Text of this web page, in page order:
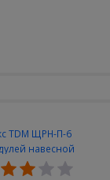
TDM ЩРН-П-6
навесной
IP40 "Эко" (сосна)